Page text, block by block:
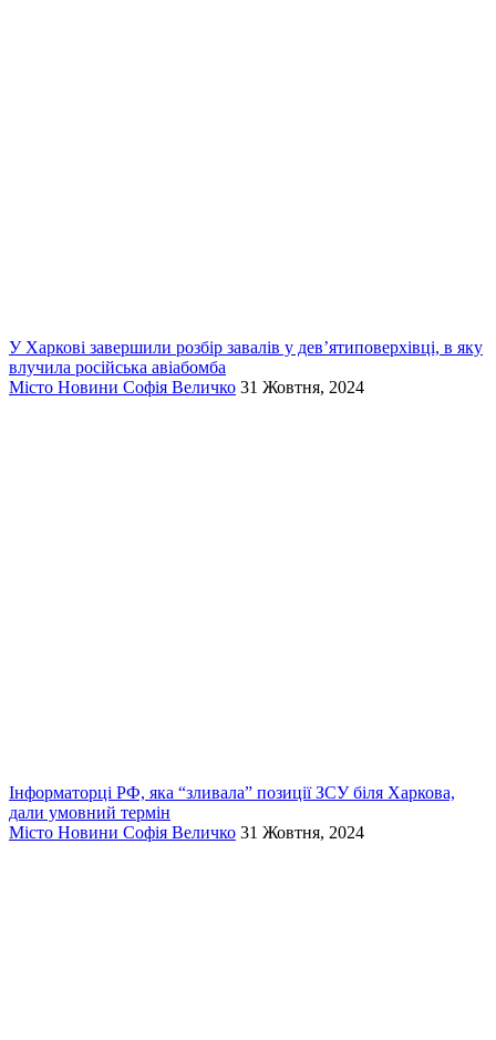
У Харкові завершили розбір завалів у дев’ятиповерхівці, в яку
влучила російська авіабомба
Місто Новини Софія Величко 31 Жовтня, 2024
Інформаторці РФ, яка “зливала” позиції ЗСУ біля Харкова,
дали умовний термін
Місто Новини Софія Величко 31 Жовтня, 2024